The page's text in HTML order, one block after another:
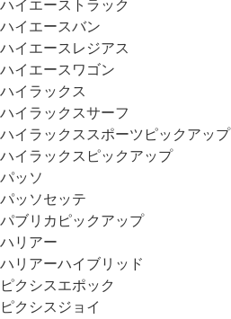
ハイエーストラック
ハイエースバン
ハイエースレジアス
ハイエースワゴン
ハイラックス
ハイラックスサーフ
ハイラックススポーツピックアップ
ハイラックスピックアップ
パッソ
パッソセッテ
パブリカピックアップ
ハリアー
ハリアーハイブリッド
ピクシスエポック
ピクシスジョイ